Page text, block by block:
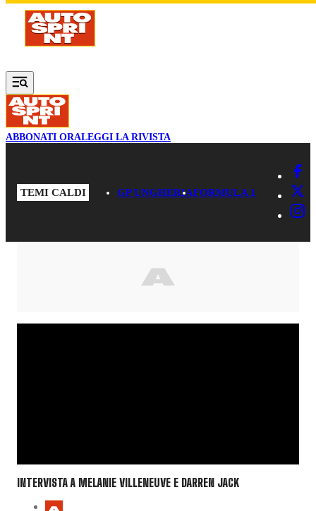
Vai al contenuto principale
ABBONATI ORALEGGI LA RIVISTA
TEMI CALDI GP UNGHERIAFORMULA 1
INTERVISTA A MELANIE VILLENEUVE E DARREN JACK